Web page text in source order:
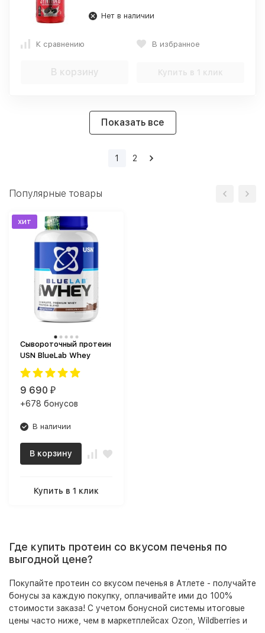
Нет в наличии
К сравнению В избранное
В корзину Купить в 1 клик
Показать все
1 2
Популярные товары
хит
Сывороточный протеин
USN BlueLab Whey
(2000 г)
9 690 ₽
+678 бонусов
В наличии
В корзину
Купить в 1 клик
Где купить протеин со вкусом печенья по
выгодной цене?
Покупайте протеин со вкусом печенья в Атлете - получайте
бонусы за каждую покупку, оплачивайте ими до 100%
стоимости заказа! С учетом бонусной системы итоговые
цены часто ниже, чем в маркетплейсах Ozon, Wildberries и